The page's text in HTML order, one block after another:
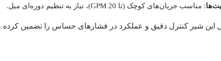
: مناسب جریان‌های کوچک (تا 20 GPM)، نیاز به تنظیم دوره‌ای میل.